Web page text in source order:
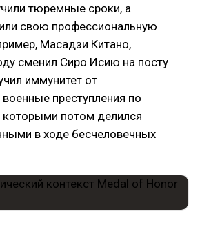
тюремные сроки, а
свою профессиональную
Масадзи Китано,
сменил Сиро Исию на посту
иммунитет от
преступления по
потом делился
в ходе бесчеловечных